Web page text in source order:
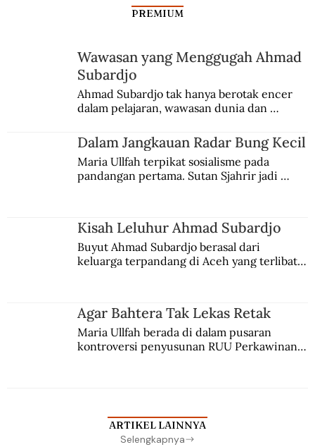
ITB Rayakan Seabad TH Bandung
PREMIUM
Wawasan yang Menggugah Ahmad
Subardjo
Ahmad Subardjo tak hanya berotak encer
dalam pelajaran, wawasan dunia dan
Jules Verne, Multatuli, hingga Sun Yat-sen.
Dalam Jangkauan Radar Bung Kecil
Maria Ullfah terpikat sosialisme pada
pandangan pertama. Sutan Sjahrir jadi
Kisah Leluhur Ahmad Subardjo
Buyut Ahmad Subardjo berasal dari
keluarga terpandang di Aceh yang terlibat
Agar Bahtera Tak Lekas Retak
Maria Ullfah berada di dalam pusaran
kontroversi penyusunan RUU Perkawinan.
ARTIKEL LAINNYA
Selengkapnya